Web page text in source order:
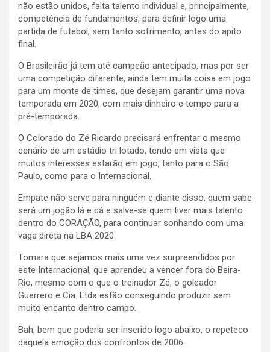
não estão unidos, falta talento individual e, principalmente,
competência de fundamentos, para definir logo uma
partida de futebol, sem tanto sofrimento, antes do apito
final.
O Brasileirão já tem até campeão antecipado, mas por ser
uma competição diferente, ainda tem muita coisa em jogo
para um monte de times, que desejam garantir uma nova
temporada em 2020, com mais dinheiro e tempo para a
pré-temporada.
O Colorado do Zé Ricardo precisará enfrentar o mesmo
cenário de um estádio tri lotado, tendo em vista que
muitos interesses estarão em jogo, tanto para o São
Paulo, como para o Internacional.
Empate não serve para ninguém e diante disso, quem sabe
será um jogão lá e cá e salve-se quem tiver mais talento
dentro do CORAÇÃO, para continuar sonhando com uma
vaga direta na LBA 2020.
Tomara que sejamos mais uma vez surpreendidos por
este Internacional, que aprendeu a vencer fora do Beira-
Rio, mesmo com o que o treinador Zé, o goleador
Guerrero e Cia. Ltda estão conseguindo produzir sem
muito encanto dentro campo.
Bah, bem que poderia ser inserido logo abaixo, o repeteco
daquela emoção dos confrontos de 2006.